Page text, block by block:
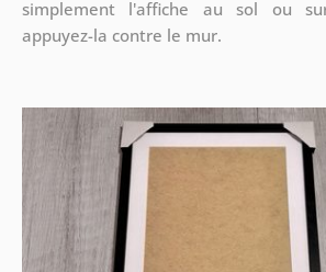
simplement l'affiche au sol ou
appuyez-la contre le mur.